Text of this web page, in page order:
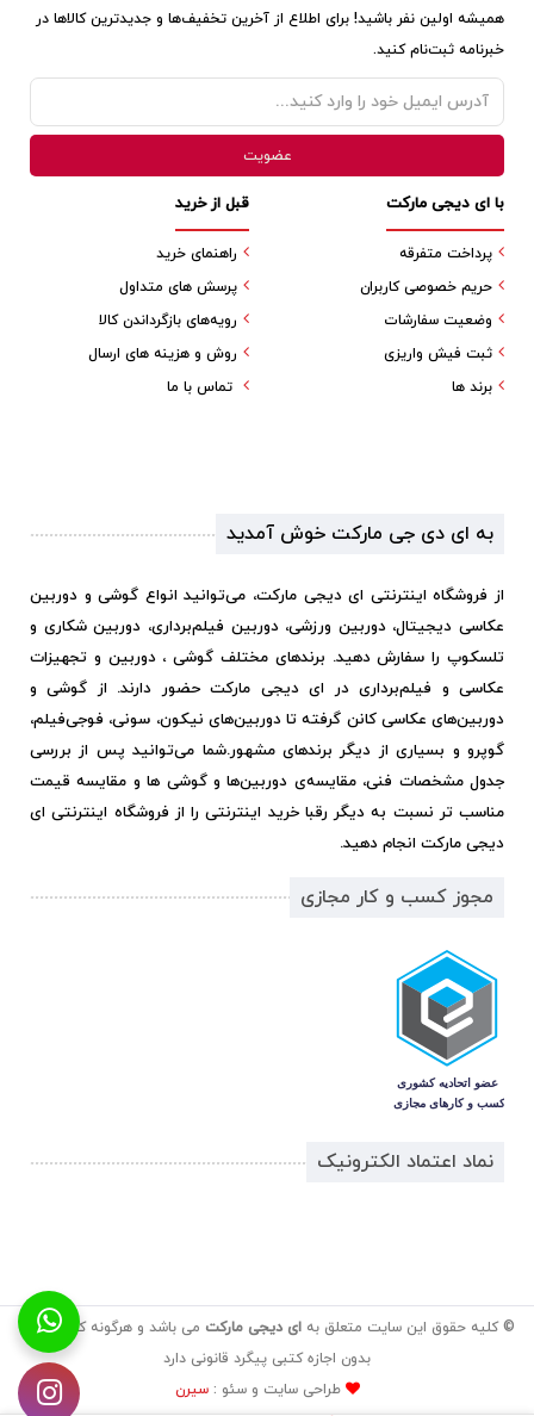
همیشه اولین نفر باشید! برای اطلاع از آخرین تخفیف‌ها و جدیدترین کالاها در
خبرنامه ثبت‌نام کنید.
قبل از خرید
راهنمای خرید
پرسش های متداول
رویه‌های بازگرداندن کالا
روش و هزینه های ارسال
تماس با ما
با ای دیجی مارکت
پرداخت متفرقه
حریم خصوصی کاربران
وضعیت سفارشات
ثبت فیش واریزی
برند ها
به ای دی جی مارکت خوش آمدید
از فروشگاه اینترنتی ای دیجی مارکت، می‌توانید انواع گوشی و دوربین
عکاسی دیجیتال، دوربین ورزشی، دوربین فیلم‌برداری، دوربین شکاری و
تلسکوپ را سفارش دهید. برندهای مختلف گوشی ، دوربین و تجهیزات
عکاسی و فیلم‌برداری در ای دیجی مارکت حضور دارند. از گوشی و
دوربین‌های عکاسی کانن گرفته تا دوربین‌های نیکون، سونی، فوجی‌فیلم،
گوپرو و بسیاری از دیگر برندهای مشهور.شما می‌توانید پس از بررسی
جدول مشخصات فنی، مقایسه‌ی دوربین‌ها و گوشی ها و مقایسه قیمت
مناسب تر نسبت به دیگر رقبا خرید اینترنتی را از فروشگاه اینترنتی ای
دیجی مارکت انجام دهید.
مجوز کسب و کار مجازی
نماد اعتماد الکترونیک
© کلیه حقوق این سایت متعلق به ای دیجی مارکت می باشد و هرگونه کپی برداری
بدون اجازه کتبی پیگرد قانونی دارد
طراحی سایت و سئو :سیرن